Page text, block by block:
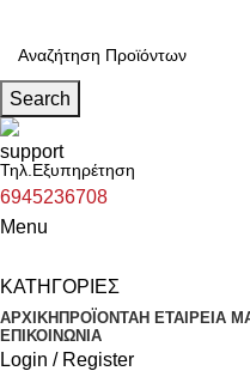
Search
Τηλ.Εξυπηρέτηση
6945236708
Menu
ΚΑΤΗΓΟΡΙΕΣ
ΑΡΧΙΚΗ ΠΡΟΪΟΝΤΑΗ ΕΤΑΙΡΕΙΑ
ΕΠΙΚΟΙΝΩΝΙΑ
Login / Register